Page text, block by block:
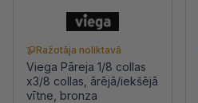
Ražotāja noliktavā
Viega Pāreja 1/8 collas
x3/8 collas, ārējā/iekšējā
vītne, bronza